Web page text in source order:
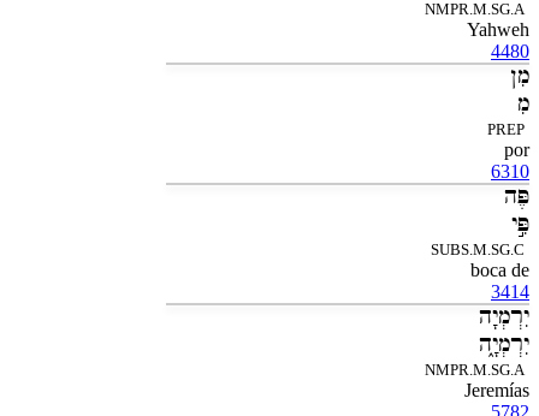
NMPR.M.SG.A
Yahweh
4480
מִן
מִ
PREP
por
6310
פֶּה
פִּ֣י
SUBS.M.SG.C
boca de
3414
יִרְמְיָה
יִרְמְיָ֑ה
NMPR.M.SG.A
Jeremías